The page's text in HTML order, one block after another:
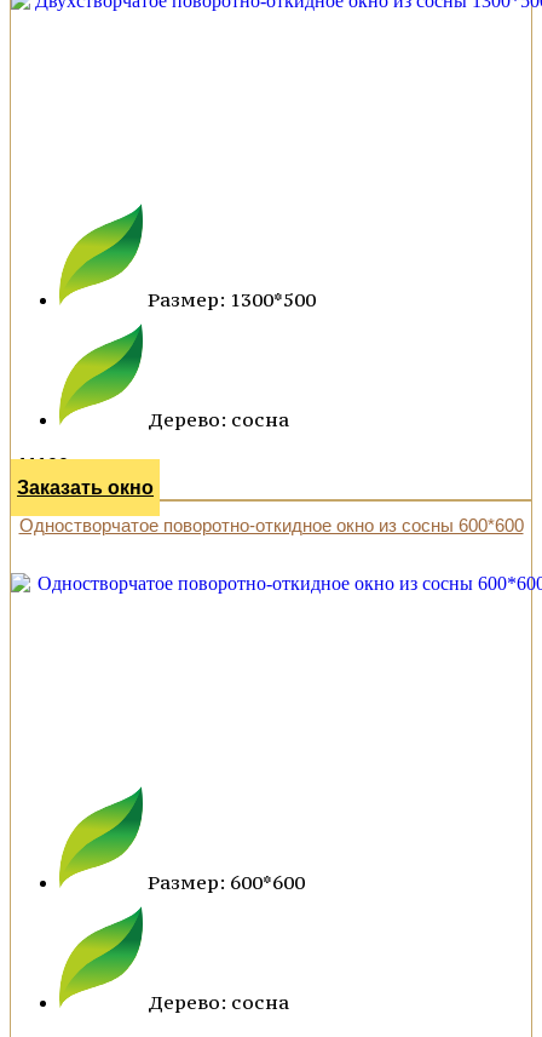
Размер: 1300*500
Дерево: сосна
11100 р.
Заказать окно
Одностворчатое поворотно-откидное окно из сосны 600*600
Размер: 600*600
Дерево: сосна